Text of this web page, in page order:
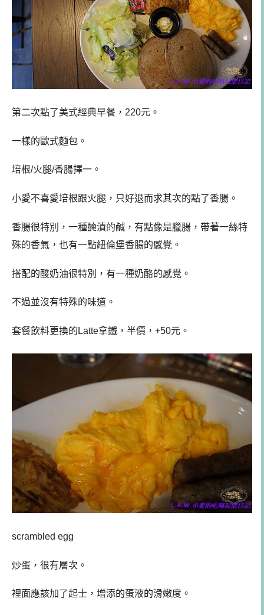
第二次點了美式經典早餐，220元。
一樣的歐式麵包。
培根/火腿/香腸擇一。
小愛不喜愛培根跟火腿，只好退而求其次的點了香腸。
香腸很特別，一種醃漬的鹹，有點像是臘腸，帶著一絲特
殊的香氣，也有一點紐倫堡香腸的感覺。
搭配的酸奶油很特別，有一種奶酪的感覺。
不過並沒有特殊的味道。
套餐飲料更換的Latte拿鐵，半價，+50元。
scrambled egg
炒蛋，很有層次。
裡面應該加了起士，增添的蛋液的滑嫩度。